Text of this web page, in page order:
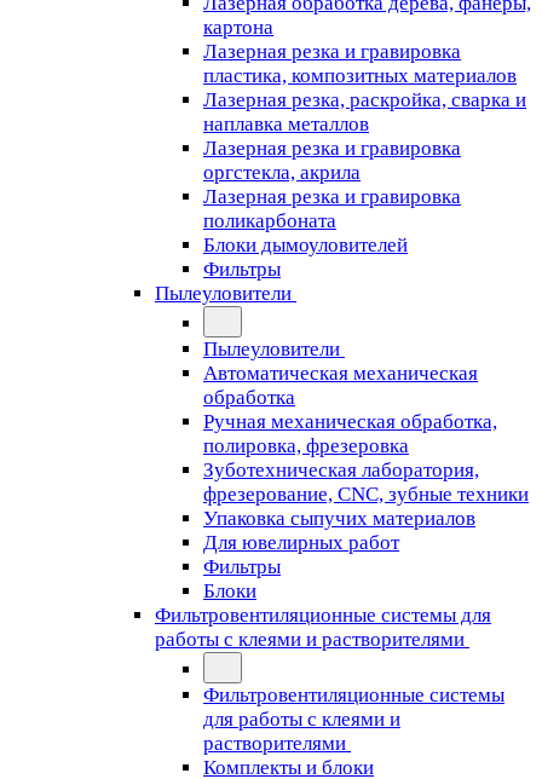
картона
Лазерная резка и гравировка
пластика, композитных материалов
Лазерная резка, раскройка, сварка и
наплавка металлов
Лазерная резка и гравировка
оргстекла, акрила
Лазерная резка и гравировка
поликарбоната
Блоки дымоуловителей
Фильтры
Пылеуловители
Пылеуловители
Автоматическая механическая
обработка
Ручная механическая обработка,
полировка, фрезеровка
Зуботехническая лаборатория,
фрезерование, CNC, зубные техники
Упаковка сыпучих материалов
Для ювелирных работ
Фильтры
Блоки
Фильтровентиляционные системы для
работы с клеями и растворителями
Фильтровентиляционные системы
для работы с клеями и
растворителями
Комплекты и блоки